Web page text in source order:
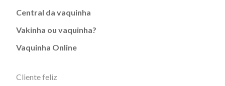
Central da vaquinha
Vakinha ou vaquinha?
Vaquinha Online
Cliente feliz